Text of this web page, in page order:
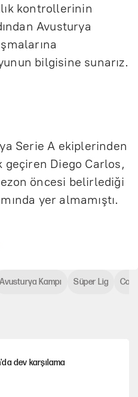
kontrollerinin
Avusturya
bilgisine sunarız.
Serie A ekiplerinden
geçiren Diego Carlos,
öncesi belirlediği
yer almamıştı.
dev karşılama
Avusturya Kampı Süper Lig